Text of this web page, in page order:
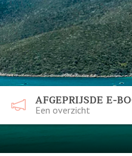
AFGEPRIJSDE E-
Een overzicht